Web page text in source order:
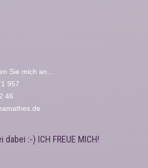
Sie mich an...
957
46
:-) ICH FREUE MICH!